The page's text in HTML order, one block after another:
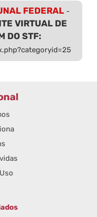
FEDERAL-
VIRTUAL DE
DO STF: